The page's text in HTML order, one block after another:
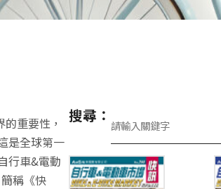
重要性，
是全球第一
行車&電動
稱《快
搜尋：